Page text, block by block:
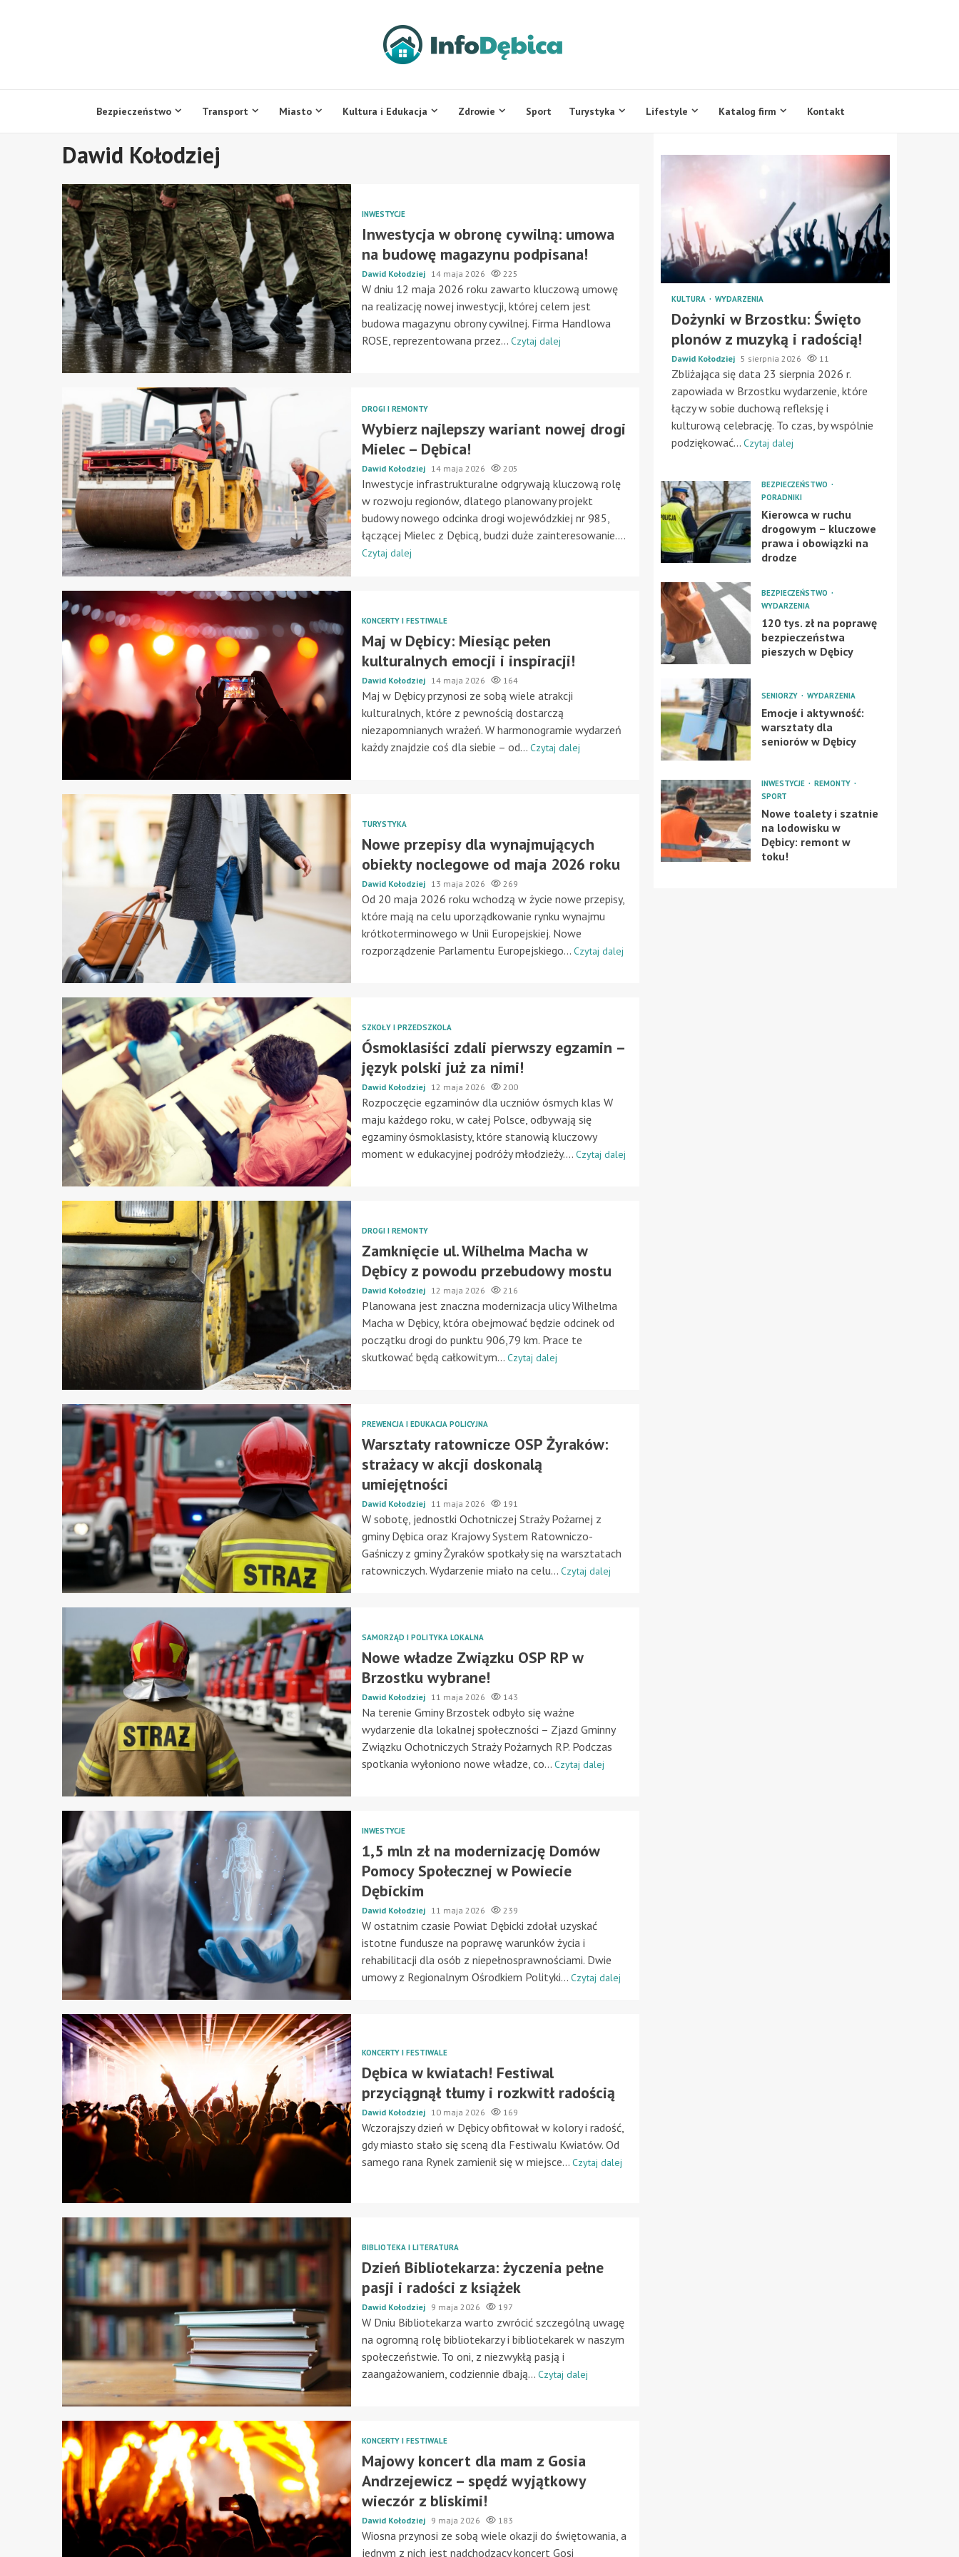
Bezpieczeństwo Transport Miasto Kultura i Edukacja Zdrowie Sport Turystyka Lifestyle Katalog firm Kontakt
Dawid Kołodziej
INWESTYCJE
Inwestycja w obronę cywilną: umowa
na budowę magazynu podpisana!
Dawid Kołodziej 14 maja 2026 225
W dniu 12 maja 2026 roku zawarto kluczową umowę
na realizację nowej inwestycji, której celem jest
budowa magazynu obrony cywilnej. Firma Handlowa
ROSE, reprezentowana przez... Czytaj dalej
DROGI I REMONTY
Wybierz najlepszy wariant nowej drogi
Mielec – Dębica!
Dawid Kołodziej 14 maja 2026 205
Inwestycje infrastrukturalne odgrywają kluczową rolę
w rozwoju regionów, dlatego planowany projekt
budowy nowego odcinka drogi wojewódzkiej nr 985,
łączącej Mielec z Dębicą, budzi duże zainteresowanie....
Czytaj dalej
KONCERTY I FESTIWALE
Maj w Dębicy: Miesiąc pełen
kulturalnych emocji i inspiracji!
Dawid Kołodziej 14 maja 2026 164
Maj w Dębicy przynosi ze sobą wiele atrakcji
kulturalnych, które z pewnością dostarczą
niezapomnianych wrażeń. W harmonogramie wydarzeń
każdy znajdzie coś dla siebie – od... Czytaj dalej
TURYSTYKA
Nowe przepisy dla wynajmujących
obiekty noclegowe od maja 2026 roku
Dawid Kołodziej 13 maja 2026 269
Od 20 maja 2026 roku wchodzą w życie nowe przepisy,
które mają na celu uporządkowanie rynku wynajmu
krótkoterminowego w Unii Europejskiej. Nowe
rozporządzenie Parlamentu Europejskiego... Czytaj dalej
SZKOŁY I PRZEDSZKOLA
Ósmoklasiści zdali pierwszy egzamin –
język polski już za nimi!
Dawid Kołodziej 12 maja 2026 200
Rozpoczęcie egzaminów dla uczniów ósmych klas W
maju każdego roku, w całej Polsce, odbywają się
egzaminy ósmoklasisty, które stanowią kluczowy
moment w edukacyjnej podróży młodzieży.... Czytaj dalej
DROGI I REMONTY
Zamknięcie ul. Wilhelma Macha w
Dębicy z powodu przebudowy mostu
Dawid Kołodziej 12 maja 2026 216
Planowana jest znaczna modernizacja ulicy Wilhelma
Macha w Dębicy, która obejmować będzie odcinek od
początku drogi do punktu 906,79 km. Prace te
skutkować będą całkowitym... Czytaj dalej
PREWENCJA I EDUKACJA POLICYJNA
Warsztaty ratownicze OSP Żyraków:
strażacy w akcji doskonalą
umiejętności
Dawid Kołodziej 11 maja 2026 191
W sobotę, jednostki Ochotniczej Straży Pożarnej z
gminy Dębica oraz Krajowy System Ratowniczo-
Gaśniczy z gminy Żyraków spotkały się na warsztatach
ratowniczych. Wydarzenie miało na celu... Czytaj dalej
SAMORZĄD I POLITYKA LOKALNA
Nowe władze Związku OSP RP w
Brzostku wybrane!
Dawid Kołodziej 11 maja 2026 143
Na terenie Gminy Brzostek odbyło się ważne
wydarzenie dla lokalnej społeczności – Zjazd Gminny
Związku Ochotniczych Straży Pożarnych RP. Podczas
spotkania wyłoniono nowe władze, co... Czytaj dalej
INWESTYCJE
1,5 mln zł na modernizację Domów
Pomocy Społecznej w Powiecie
Dębickim
Dawid Kołodziej 11 maja 2026 239
W ostatnim czasie Powiat Dębicki zdołał uzyskać
istotne fundusze na poprawę warunków życia i
rehabilitacji dla osób z niepełnosprawnościami. Dwie
umowy z Regionalnym Ośrodkiem Polityki... Czytaj dalej
KONCERTY I FESTIWALE
Dębica w kwiatach! Festiwal
przyciągnął tłumy i rozkwitł radością
Dawid Kołodziej 10 maja 2026 169
Wczorajszy dzień w Dębicy obfitował w kolory i radość,
gdy miasto stało się sceną dla Festiwalu Kwiatów. Od
samego rana Rynek zamienił się w miejsce... Czytaj dalej
BIBLIOTEKA I LITERATURA
Dzień Bibliotekarza: życzenia pełne
pasji i radości z książek
Dawid Kołodziej 9 maja 2026 197
W Dniu Bibliotekarza warto zwrócić szczególną uwagę
na ogromną rolę bibliotekarzy i bibliotekarek w naszym
społeczeństwie. To oni, z niezwykłą pasją i
zaangażowaniem, codziennie dbają... Czytaj dalej
KONCERTY I FESTIWALE
Majowy koncert dla mam z Gosia
Andrzejewicz – spędź wyjątkowy
wieczór z bliskimi!
Dawid Kołodziej 9 maja 2026 183
Wiosna przynosi ze sobą wiele okazji do świętowania, a
jednym z nich jest nadchodzący koncert Gosi
KULTURA WYDARZENIA
Dożynki w Brzostku: Święto
plonów z muzyką i radością!
Dawid Kołodziej 5 sierpnia 2026 11
Zbliżająca się data 23 sierpnia 2026 r.
zapowiada w Brzostku wydarzenie, które
łączy w sobie duchową refleksję i
kulturową celebrację. To czas, by wspólnie
podziękować... Czytaj dalej
BEZPIECZEŃSTWO
PORADNIKI
Kierowca w ruchu
drogowym – kluczowe
prawa i obowiązki na
drodze
BEZPIECZEŃSTWO
WYDARZENIA
120 tys. zł na poprawę
bezpieczeństwa
pieszych w Dębicy
SENIORZY WYDARZENIA
Emocje i aktywność:
warsztaty dla
seniorów w Dębicy
INWESTYCJE
REMONTY
SPORT
Nowe toalety i szatnie
na lodowisku w
Dębicy: remont w
toku!